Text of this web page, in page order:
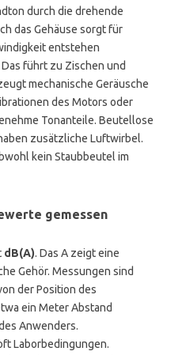
durch die drehende
das Gehäuse sorgt für
entstehen
führt zu Zischen und
mechanische Geräusche
des Motors oder
Tonanteile. Beutellose
zusätzliche Luftwirbel.
kein Staubbeutel im
gemessen
dB(A). Das A zeigt eine
Gehör. Messungen sind
der Position des
ein Meter Abstand
Anwenders.
Laborbedingungen.